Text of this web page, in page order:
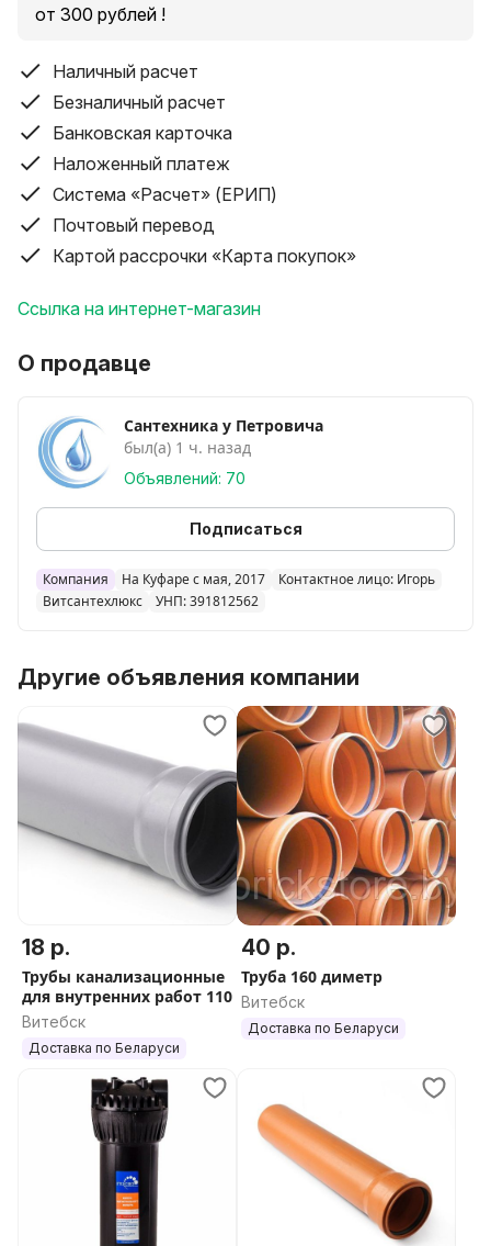
от 300 рублей !
Наличный расчет
Безналичный расчет
Банковская карточка
Наложенный платеж
Система «Расчет» (ЕРИП)
Почтовый перевод
Картой рассрочки «Карта покупок»
Ссылка на интернет-магазин
О продавце
Сантехника у Петровича
был(а) 1 ч. назад
Объявлений: 70
Подписаться
Компания На Куфаре с мая, 2017
Контактное лицо: Игорь
Витсантехлюкс
УНП: 391812562
Другие объявления компании
18 р.
Трубы канализационные
для внутренних работ 110
Витебск
Доставка по Беларуси
40 р.
Труба 160 диметр
Витебск
Доставка по Беларуси